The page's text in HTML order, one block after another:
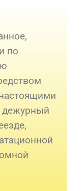
по
дежурный